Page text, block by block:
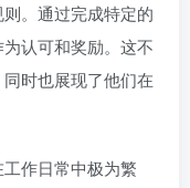
。通过完成特定的
认可和奖励。这不
时也展现了他们在
作日常中极为繁